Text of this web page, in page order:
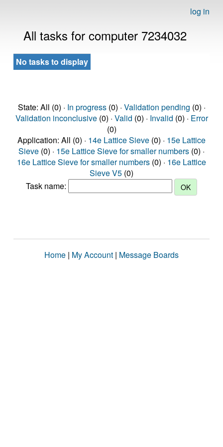
log in
All tasks for computer 7234032
No tasks to display
State: All (0) · In progress(0) · Validation pending (0) ·
Validation inconclusive(0) · Valid (0) · Invalid (0) · Error
(0)
Application: All (0) · 14e Lattice Sieve (0) · 15e Lattice
Sieve (0) · 15e Lattice Sieve for smaller numbers (0) ·
16e Lattice Sieve for smaller numbers (0) · 16e Lattice
Sieve V5 (0)
Task name:
Home | My Account | Message Boards